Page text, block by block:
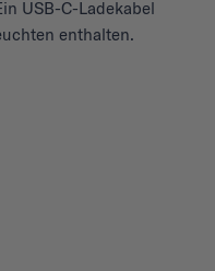
USB-C-Ladekabel
enthalten.